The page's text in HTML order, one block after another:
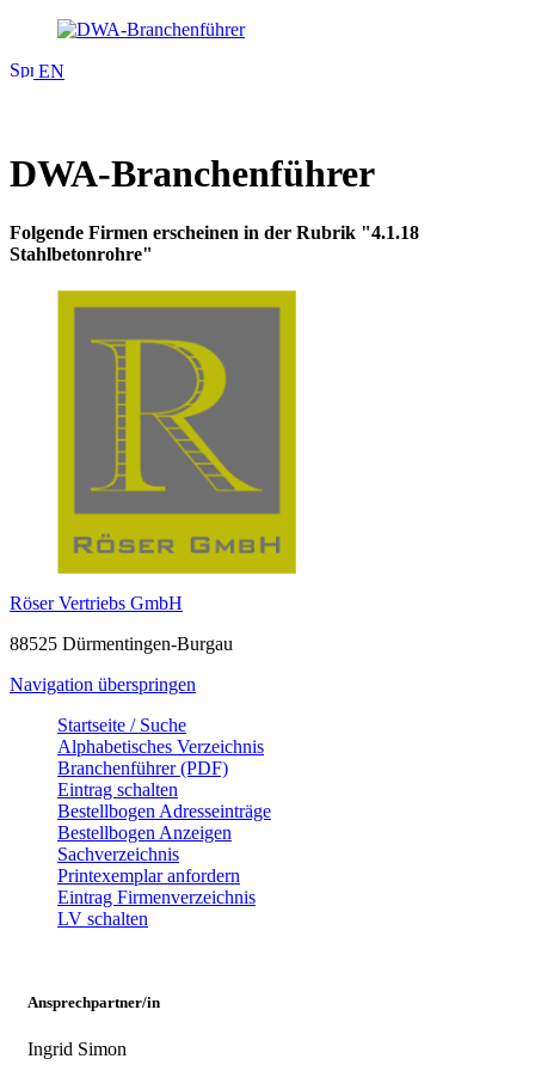
EN
DWA-Branchenführer
Folgende Firmen erscheinen in der Rubrik "4.1.18
Stahlbetonrohre"
Röser Vertriebs GmbH
88525 Dürmentingen-Burgau
Navigation überspringen
Startseite / Suche
Alphabetisches Verzeichnis
Branchenführer (PDF)
Eintrag schalten
Bestellbogen Adresseinträge
Bestellbogen Anzeigen
Sachverzeichnis
Printexemplar anfordern
Eintrag Firmenverzeichnis
LV schalten
Ansprechpartner/in
Ingrid Simon